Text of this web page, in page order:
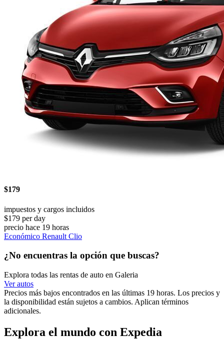
$179
impuestos y cargos incluidos
$179 per day
precio hace 19 horas
Económico Renault Clio
¿No encuentras la opción que buscas?
Explora todas las rentas de auto en Galeria
Ver autos
Precios más bajos encontrados en las últimas 19 horas. Los precios y
la disponibilidad están sujetos a cambios. Aplican términos
adicionales.
Explora el mundo con Expedia